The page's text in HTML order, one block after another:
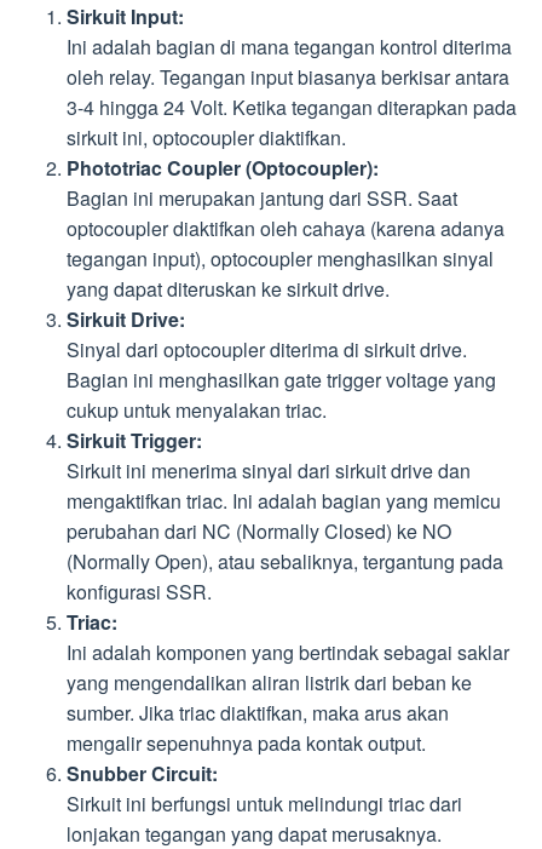
Sirkuit Input:
Ini adalah bagian di mana tegangan kontrol diterima
oleh relay. Tegangan input biasanya berkisar antara
3-4 hingga 24 Volt. Ketika tegangan diterapkan pada
sirkuit ini, optocoupler diaktifkan.
Phototriac Coupler (Optocoupler):
Bagian ini merupakan jantung dari SSR. Saat
optocoupler diaktifkan oleh cahaya (karena adanya
tegangan input), optocoupler menghasilkan sinyal
yang dapat diteruskan ke sirkuit drive.
Sirkuit Drive:
Sinyal dari optocoupler diterima di sirkuit drive.
Bagian ini menghasilkan gate trigger voltage yang
cukup untuk menyalakan triac.
Sirkuit Trigger:
Sirkuit ini menerima sinyal dari sirkuit drive dan
mengaktifkan triac. Ini adalah bagian yang memicu
perubahan dari NC (Normally Closed) ke NO
(Normally Open), atau sebaliknya, tergantung pada
konfigurasi SSR.
Triac:
Ini adalah komponen yang bertindak sebagai saklar
yang mengendalikan aliran listrik dari beban ke
sumber. Jika triac diaktifkan, maka arus akan
mengalir sepenuhnya pada kontak output.
Snubber Circuit:
Sirkuit ini berfungsi untuk melindungi triac dari
lonjakan tegangan yang dapat merusaknya.